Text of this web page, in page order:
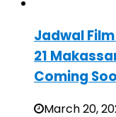
Jadwal
21
Coming
March 20,